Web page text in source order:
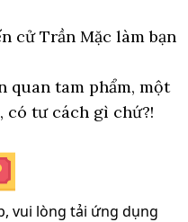
cử Trần Mặc làm bạn
quan tam phẩm, một
có tư cách gì chứ?!
vui lòng tải ứng dụng